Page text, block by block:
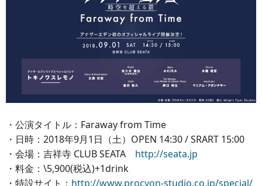
・公演タイトル：Faraway from Time
・日時：2018年9月1日（土）OPEN 14:30 / SRART 15:00
・会場：吉祥寺 CLUB SEATA http://seata.jp
・料金：\5,900(税込)+1drink
・特設サイト： http://www.procyon-studio.co.jp/special/